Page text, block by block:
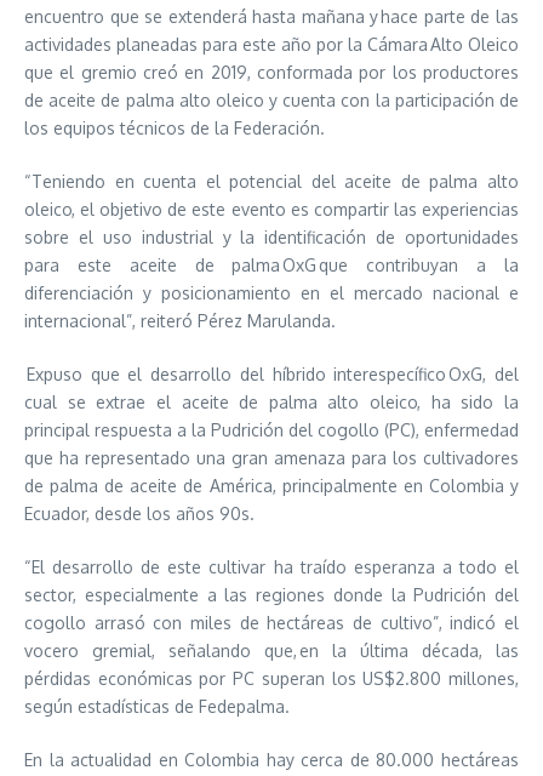
encuentro que se extenderá hasta mañana y hace parte de las
actividades planeadas para este año por la Cámara Alto Oleico
que el gremio creó en 2019, conformada por los productores
de aceite de palma alto oleico y cuenta con la participación de
los equipos técnicos de la Federación.
“Teniendo en cuenta el potencial del aceite de palma alto
oleico, el objetivo de este evento es compartir las experiencias
sobre el uso industrial y la identificación de oportunidades
para este aceite de palma OxG que contribuyan a la
diferenciación y posicionamiento en el mercado nacional e
internacional”, reiteró Pérez Marulanda.
Expuso que el desarrollo del híbrido interespecífico OxG, del
cual se extrae el aceite de palma alto oleico, ha sido la
principal respuesta a la Pudrición del cogollo (PC), enfermedad
que ha representado una gran amenaza para los cultivadores
de palma de aceite de América, principalmente en Colombia y
Ecuador, desde los años 90s.
“El desarrollo de este cultivar ha traído esperanza a todo el
sector, especialmente a las regiones donde la Pudrición del
cogollo arrasó con miles de hectáreas de cultivo”, indicó el
vocero gremial, señalando que, en la última década, las
pérdidas económicas por PC superan los US$2.800 millones,
según estadísticas de Fedepalma.
En la actualidad en Colombia hay cerca de 80.000 hectáreas